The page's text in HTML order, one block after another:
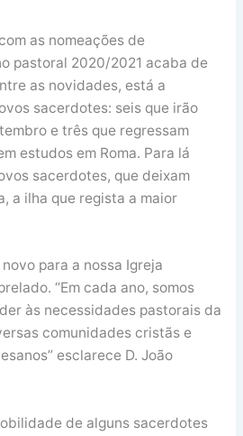
com as nomeações de
pastoral 2020/2021 acaba de
as novidades, está a
sacerdotes: seis que irão
e três que regressam
estudos em Roma. Para lá
sacerdotes, que deixam
a ilha que regista a maior
para a nossa Igreja
“Em cada ano, somos
às necessidades pastorais da
comunidades cristãs e
esclarece D. João
de alguns sacerdotes